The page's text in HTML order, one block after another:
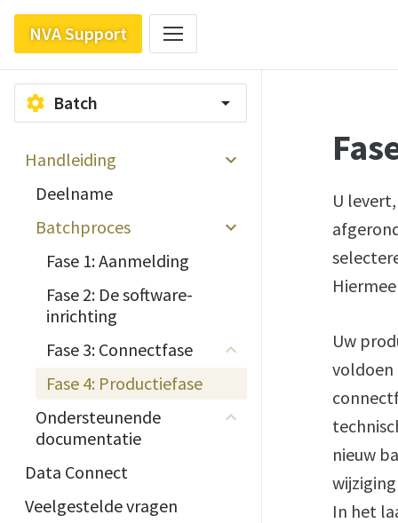
NVA Support
settings Batch arrow_drop_down
Handleiding
Deelname
Batchproces
Fase 1: Aanmelding
Fase 2: De software-
inrichting
Fase 3: Connectfase
Fase 4: Productiefase
Ondersteunende
documentatie
Data Connect
Veelgestelde vragen
U
Uw
voldoen
nieuw
In het